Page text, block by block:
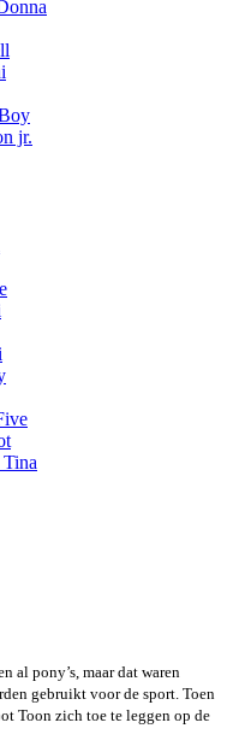
jr.
al pony’s, maar dat waren
gebruikt voor de sport. Toen
Toon zich toe te leggen op de